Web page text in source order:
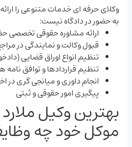
وکلای حرفه ‌ای خدمات متنوعی را
به حضور در دادگاه نیست:
ارائه مشاوره حقوقی تخصصی
قبول وکالت و نمایندگی در
تنظیم انواع اوراق قضایی
تنظیم قراردادها و توافق
انجام داوری و میانجی ‌گری در
پیگیری امور حقوقی و ثبتی
بهترین وکیل
موکل خود چه